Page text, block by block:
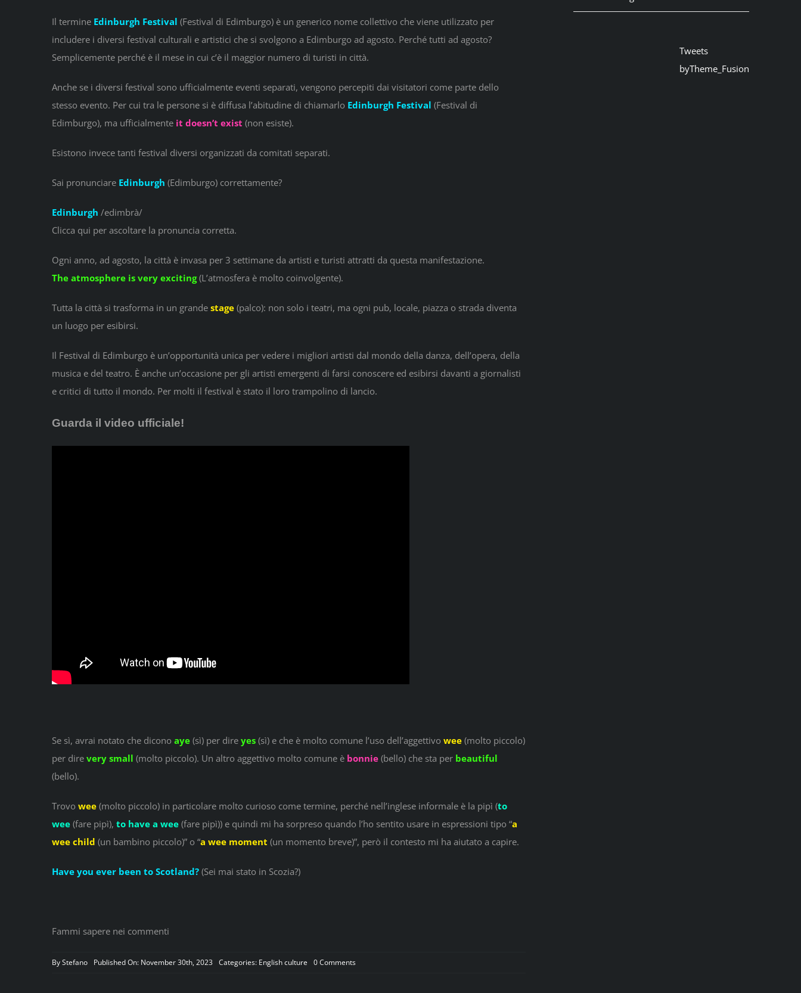
Il termine Edinburgh Festival (Festival di Edimburgo) è un generico nome collettivo che viene utilizzato per
includere i diversi festival culturali e artistici che si svolgono a Edimburgo ad agosto. Perché tutti ad agosto?
Semplicemente perché è il mese in cui c’è il maggior numero di turisti in città.
Anche se i diversi festival sono ufficialmente eventi separati, vengono percepiti dai visitatori come parte dello
stesso evento. Per cui tra le persone si è diffusa l’abitudine di chiamarlo Edinburgh Festival (Festival di
Edimburgo), ma ufficialmente it doesn’t exist (non esiste).
Esistono invece tanti festival diversi organizzati da comitati separati.
Sai pronunciare Edinburgh (Edimburgo) correttamente?
Edinburgh /edimbrà/
Clicca qui per ascoltare la pronuncia corretta.
Ogni anno, ad agosto, la città è invasa per 3 settimane da artisti e turisti attratti da questa manifestazione.
The atmosphere is very exciting(L’atmosfera è molto coinvolgente).
Tutta la città si trasforma in un grande stage (palco): non solo i teatri, ma ogni pub, locale, piazza o strada diventa
un luogo per esibirsi.
Il Festival di Edimburgo è un’opportunità unica per vedere i migliori artisti dal mondo della danza, dell’opera, della
musica e del teatro. È anche un’occasione per gli artisti emergenti di farsi conoscere ed esibirsi davanti a giornalisti
e critici di tutto il mondo. Per molti il festival è stato il loro trampolino di lancio.
Guarda il video ufficiale!
Se sì, avrai notato che dicono aye (sì) per dire yes (sì) e che è molto comune l’uso dell’aggettivo wee (molto piccolo)
per dire very small (molto piccolo). Un altro aggettivo molto comune è bonnie (bello) che sta per beautiful
(bello).
Trovo wee (molto piccolo) in particolare molto curioso come termine, perché nell’inglese informale è la pipì (to
wee (fare pipì), to have a wee (fare pipì)) e quindi mi ha sorpreso quando l’ho sentito usare in espressioni tipo “a
wee child (un bambino piccolo)” o “a wee moment (un momento breve)”, però il contesto mi ha aiutato a capire.
Have you ever been to Scotland? (Sei mai stato in Scozia?)
Fammi sapere nei commenti
ByStefano Published On: November 30th, 2023 Categories: English culture 0 Commentson
Tweets
byTheme_Fusion